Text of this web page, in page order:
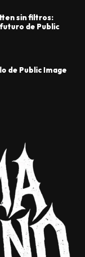
sin filtros:
de Public
de Public Image